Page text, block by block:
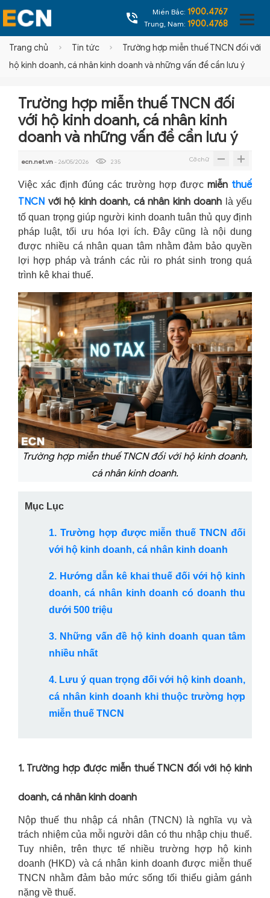
Miền Bắc: 1900.4767
Trung, Nam: 1900.4768
Trang chủ Tin tức
Trường hợp miễn thuế TNCN đối với
hộ kinh doanh, cá nhân kinh doanh và những vấn đề cần lưu ý
Trường hợp miễn thuế TNCN đối
với hộ kinh doanh, cá nhân kinh
doanh và những vấn đề cần lưu ý
ecn.net.vn- 26/05/2026 235 Cỡ chữ
Việc xác định đúng các trường hợp được miễn thuế
TNCN với hộ kinh doanh, cá nhân kinh doanh là yếu
tố quan trọng giúp người kinh doanh tuân thủ quy định
pháp luật, tối ưu hóa lợi ích. Đây cũng là nội dung
được nhiều cá nhân quan tâm nhằm đảm bảo quyền
lợi hợp pháp và tránh các rủi ro phát sinh trong quá
trình kê khai thuế.
Trường hợp miễn thuế TNCN đối với hộ kinh doanh,
cá nhân kinh doanh.
Mục Lục
1. Trường hợp được miễn thuế TNCN đối
với hộ kinh doanh, cá nhân kinh doanh
2. Hướng dẫn kê khai thuế đối với hộ kinh
doanh, cá nhân kinh doanh có doanh thu
dưới 500 triệu
3. Những vấn đề hộ kinh doanh quan tâm
nhiều nhất
4. Lưu ý quan trọng đối với hộ kinh doanh,
cá nhân kinh doanh khi thuộc trường hợp
miễn thuế TNCN
1. Trường hợp được miễn thuế TNCN đối với hộ kinh
doanh, cá nhân kinh doanh
Nộp thuế thu nhập cá nhân (TNCN) là nghĩa vụ và
trách nhiệm của mỗi người dân có thu nhập chịu thuế.
Tuy nhiên, trên thực tế nhiều trường hợp hộ kinh
doanh (HKD) và cá nhân kinh doanh được miễn thuế
TNCN nhằm đảm bảo mức sống tối thiểu giảm gánh
nặng về thuế.